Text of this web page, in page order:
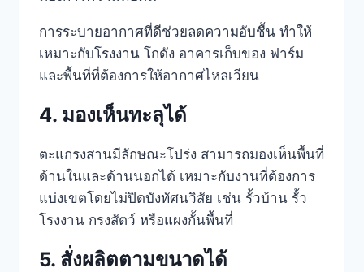
การระบายอากาศที่ดีช่วยลดความอับชื้น ทำให้
เหมาะกับโรงงาน โกดัง อาคารเก็บของ ฟาร์ม
และพื้นที่ที่ต้องการให้อากาศไหลเวียน
4. มองเห็นทะลุได้
ตะแกรงสานมีลักษณะโปร่ง สามารถมองเห็นพื้นที่
ด้านในและด้านนอกได้ เหมาะกับงานที่ต้องการ
แบ่งเขตโดยไม่ปิดบังทัศนวิสัย เช่น รั้วบ้าน รั้ว
โรงงาน กรงสัตว์ หรือแผงกั้นพื้นที่
5. สั่งผลิตตามขนาดได้